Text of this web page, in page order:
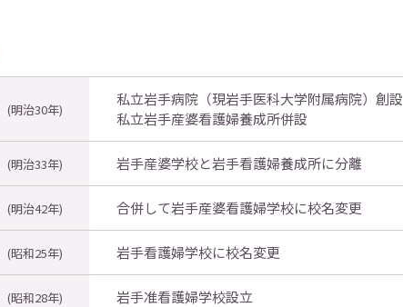
(明治30年)
私立岩手病院（現岩手医科大学附属病院）創設
私立岩手産婆看護婦養成所併設
(明治33年) 岩手産婆学校と岩手看護婦養成所に分離
(明治42年) 合併して岩手産婆看護婦学校に校名変更
(昭和25年) 岩手看護婦学校に校名変更
(昭和28年) 岩手准看護婦学校設立